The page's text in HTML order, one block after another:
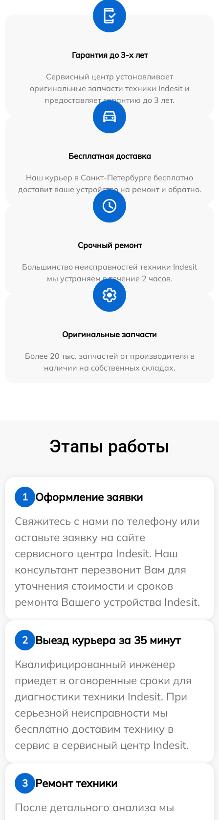
Гарантия до 3-х лет
Сервисный центр устанавливает
оригинальные запчасти техники Indesit и
предоставляет гарантию до 3 лет.
Бесплатная доставка
Наш курьер в Санкт-Петербурге бесплатно
доставит ваше устройство на ремонт и обратно.
Срочный ремонт
Большинство неисправностей техники Indesit
мы устраняем в течение 2 часов.
Оригинальные запчасти
Более 20 тыс. запчастей от производителя в
наличии на собственных складах.
Этапы работы
1
Оформление заявки
Свяжитесь с нами по телефону или
оставьте заявку на сайте
сервисного центра Indesit. Наш
консультант перезвонит Вам для
уточнения стоимости и сроков
ремонта Вашего устройства Indesit.
2
Выезд курьера за 35 минут
Квалифицированный инженер
приедет в оговоренные сроки для
диагностики техники Indesit. При
серьезной неисправности мы
бесплатно доставим технику в
сервис в сервисный центр Indesit.
3
Ремонт техники
После детального анализа мы